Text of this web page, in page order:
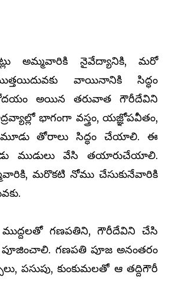
అమ్మవారికి నైవేద్యానికి, మరో
వాయినానికి సిద్ధం
అయిన తరువాత గౌరీదేవిని
భాగంగా వస్త్రం, యజ్ఞోపవీతం,
మూడు తోరాలు సిద్ధం చేయాలి. ఈ
ముడులు వేసి తయారుచేయాలి.
మరొకటి నోము చేసుకునేవారికి
ముద్దలతో గణపతిని, గౌరీదేవిని చేసి
గణపతి పూజ అనంతరం
పసుపు, కుంకుమలతో ఆ తద్దిగౌరీ